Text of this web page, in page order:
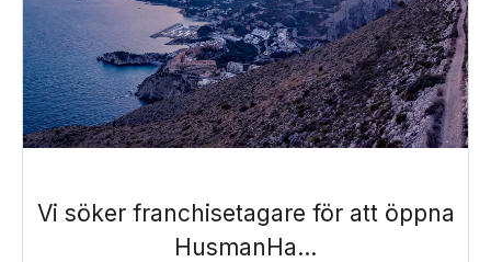
Vi söker franchisetagare för att öppna
HusmanHa...